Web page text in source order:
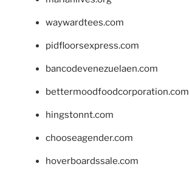
waywardtees.com
pidfloorsexpress.com
bancodevenezuelaen.com
bettermoodfoodcorporation.com
hingstonnt.com
chooseagender.com
hoverboardssale.com